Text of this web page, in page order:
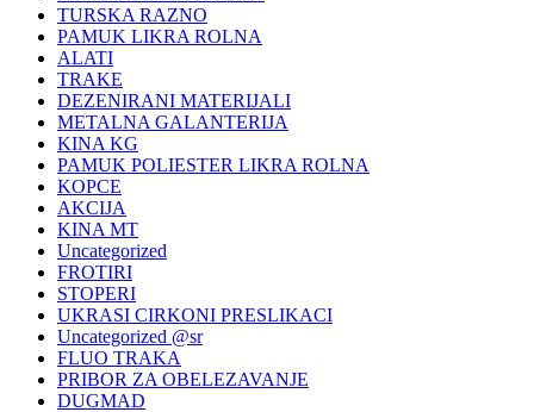
TURSKA RAZNO
PAMUK LIKRA ROLNA
ALATI
TRAKE
DEZENIRANI MATERIJALI
METALNA GALANTERIJA
KINA KG
PAMUK POLIESTER LIKRA ROLNA
KOPCE
AKCIJA
KINA MT
Uncategorized
FROTIRI
STOPERI
UKRASI CIRKONI PRESLIKACI
Uncategorized @sr
FLUO TRAKA
PRIBOR ZA OBELEZAVANJE
DUGMAD